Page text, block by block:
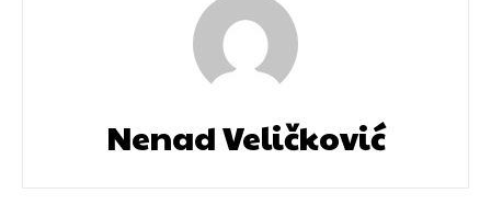
Nenad Veličković